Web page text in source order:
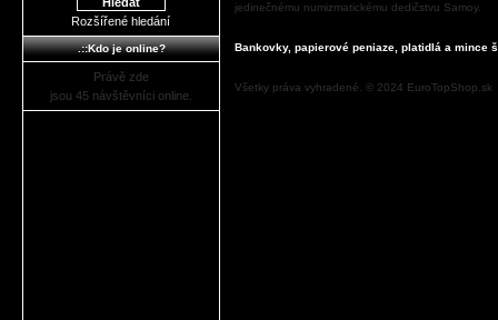
Rozšířené hledání
.::Kdo je online?
Právě zde
jsou 45 návštěvníci online.
jedinečnému numizmatickému dedičstvu Samoy.
Bankovky, papierové peniaze, platidlá a mince
Všetky práva vyhradené. © 2024 EuroTopShop.sk